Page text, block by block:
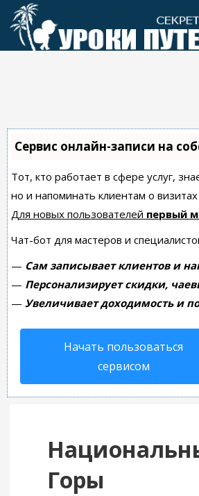
Перейти
контенту
Сервис онлайн-записи на
Тот, кто работает в сфере услуг,
но и напоминать клиентам о
Для новых пользователей первый
Чат-бот для мастеров и
— Сам записывает клиентов и
— Персонализирует скидки,
— Увеличивает доходимость и
Начать пользоваться
сервисом
Горы